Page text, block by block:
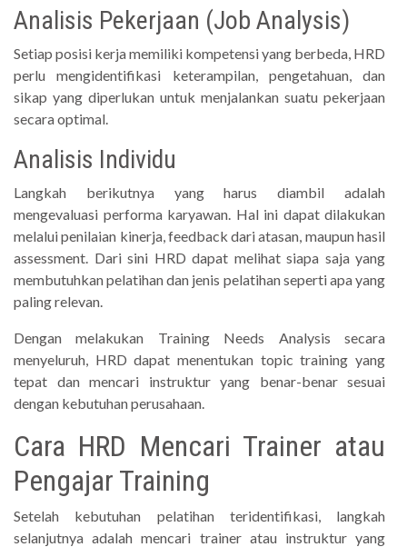
Analisis Pekerjaan (Job Analysis)
Setiap posisi kerja memiliki kompetensi yang berbeda, HRD
perlu mengidentifikasi keterampilan, pengetahuan, dan
sikap yang diperlukan untuk menjalankan suatu pekerjaan
secara optimal.
Analisis Individu
Langkah berikutnya yang harus diambil adalah
mengevaluasi performa karyawan. Hal ini dapat dilakukan
melalui penilaian kinerja, feedback dari atasan, maupun hasil
assessment. Dari sini HRD dapat melihat siapa saja yang
membutuhkan pelatihan dan jenis pelatihan seperti apa yang
paling relevan.
Dengan melakukan Training Needs Analysis secara
menyeluruh, HRD dapat menentukan topic training yang
tepat dan mencari instruktur yang benar-benar sesuai
dengan kebutuhan perusahaan.
Cara HRD Mencari Trainer atau
Pengajar Training
Setelah kebutuhan pelatihan teridentifikasi, langkah
selanjutnya adalah mencari trainer atau instruktur yang